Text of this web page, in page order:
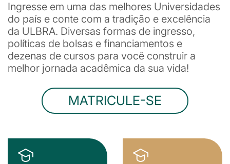
Ingresse em uma das melhores Universidades
do país e conte com a tradição e excelência
da ULBRA. Diversas formas de ingresso,
políticas de bolsas e financiamentos e
dezenas de cursos para você construir a
melhor jornada acadêmica da sua vida!
MATRICULE-SE